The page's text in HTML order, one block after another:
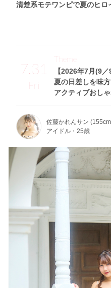
清楚系モテワンピで夏のヒ
7.31
Fri
【2026年7月(9／
夏の日差しを味
アクティブおし
Theme
佐藤かれんサン
アイドル・25歳